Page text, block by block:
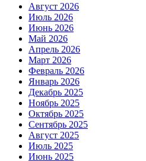
Август 2026
Июль 2026
Июнь 2026
Май 2026
Апрель 2026
Март 2026
Февраль 2026
Январь 2026
Декабрь 2025
Ноябрь 2025
Октябрь 2025
Сентябрь 2025
Август 2025
Июль 2025
Июнь 2025